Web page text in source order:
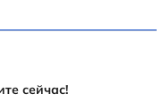
сейчас!